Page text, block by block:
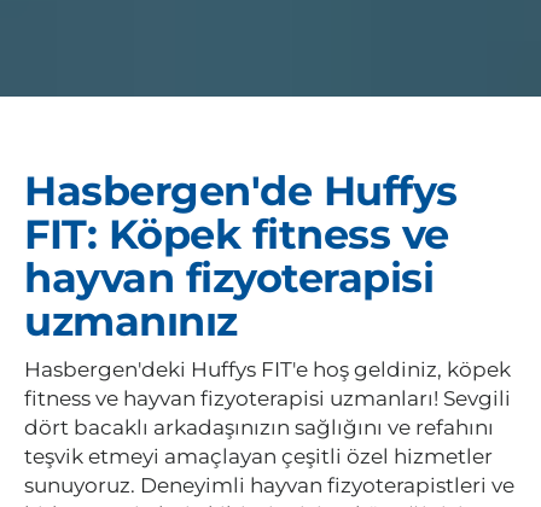
Hasbergen'de Huffys
FIT: Köpek fitness ve
hayvan fizyoterapisi
uzmanınız
Hasbergen'deki Huffys FIT'e hoş geldiniz, köpek
fitness ve hayvan fizyoterapisi uzmanları! Sevgili
dört bacaklı arkadaşınızın sağlığını ve refahını
teşvik etmeyi amaçlayan çeşitli özel hizmetler
sunuyoruz. Deneyimli hayvan fizyoterapistleri ve